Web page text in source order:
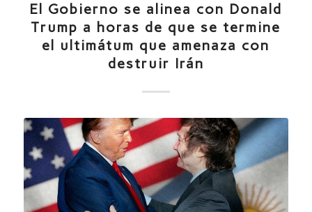
El Gobierno se alinea con Donald
Trump a horas de que se termine
el ultimátum que amenaza con
destruir Irán